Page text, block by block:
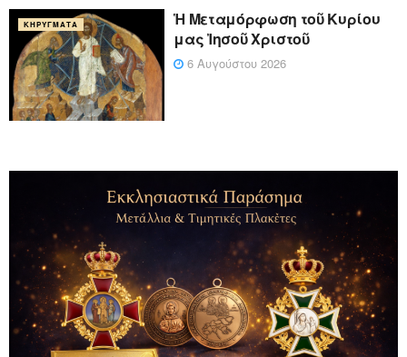
ΚΗΡΎΓΜΑΤΑ
Ἡ Μεταμόρφωση τοῦ Κυρίου
μας Ἰησοῦ Χριστοῦ
6 Αυγούστου 2026